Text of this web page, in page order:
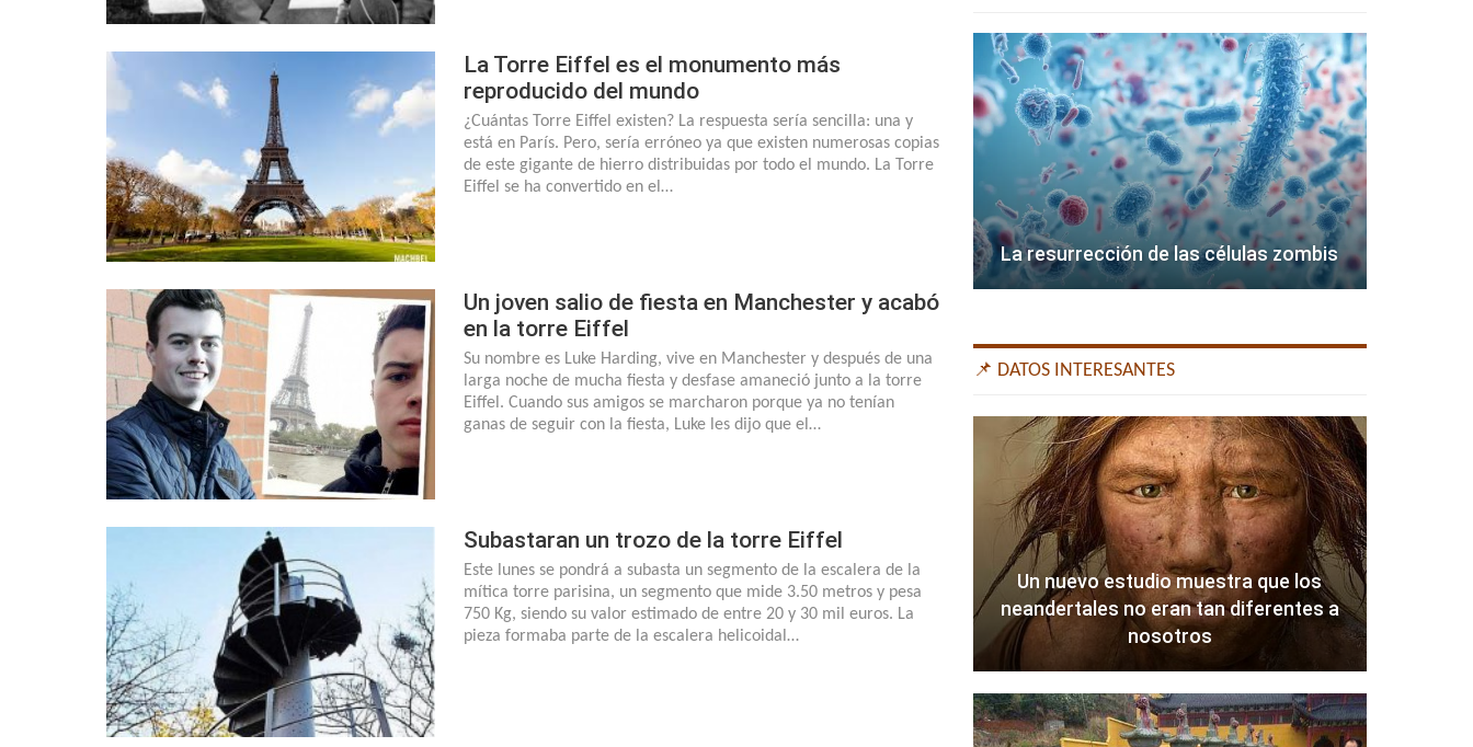
La Torre Eiffel es el monumento más
reproducido del mundo
¿Cuántas Torre Eiffel existen? La respuesta sería sencilla: una y
está en París. Pero, sería erróneo ya que existen numerosas copias
de este gigante de hierro distribuidas por todo el mundo. La Torre
Eiffel se ha convertido en el…
Un joven salio de fiesta en Manchester y acabó
en la torre Eiffel
Su nombre es Luke Harding, vive en Manchester y después de una
larga noche de mucha fiesta y desfase amaneció junto a la torre
Eiffel. Cuando sus amigos se marcharon porque ya no tenían
ganas de seguir con la fiesta, Luke les dijo que el…
Subastaran un trozo de la torre Eiffel
Este lunes se pondrá a subasta un segmento de la escalera de la
mítica torre parisina, un segmento que mide 3.50 metros y pesa
750 Kg, siendo su valor estimado de entre 20 y 30 mil euros. La
pieza formaba parte de la escalera helicoidal…
La resurrección de las células zombis
📌 DATOS INTERESANTES
Un nuevo estudio muestra que los
neandertales no eran tan diferentes a
nosotros